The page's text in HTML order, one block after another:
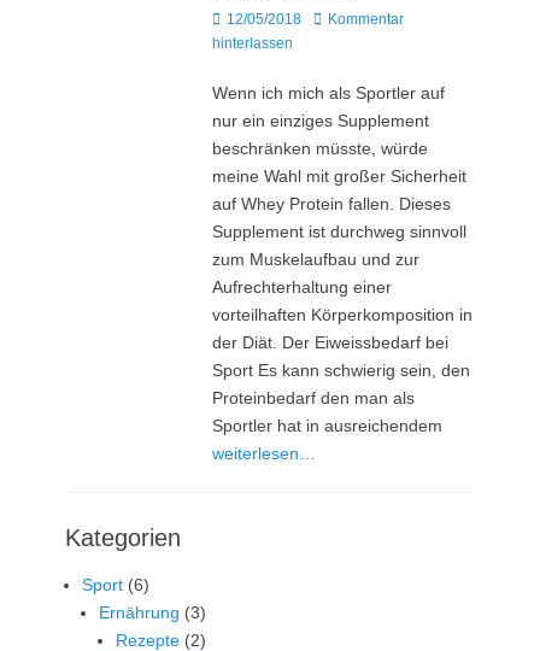
Posted
on
12/05/2018
Kommentar
hinterlassen
Wenn ich mich als Sportler auf
nur ein einziges Supplement
beschränken müsste, würde
meine Wahl mit großer Sicherheit
auf Whey Protein fallen. Dieses
Supplement ist durchweg sinnvoll
zum Muskelaufbau und zur
Aufrechterhaltung einer
vorteilhaften Körperkomposition in
der Diät. Der Eiweissbedarf bei
Sport Es kann schwierig sein, den
Proteinbedarf den man als
Sportler hat in ausreichendem
weiterlesen…
Kategorien
Sport (6)
Ernährung (3)
Rezepte (2)